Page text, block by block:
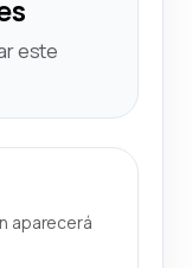
este
aparecerá